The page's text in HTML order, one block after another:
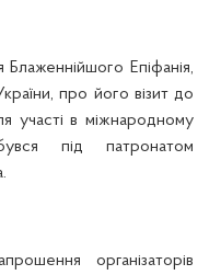
Епіфанія,
про його візит до
участі в міжнародному
під патронатом
організаторів